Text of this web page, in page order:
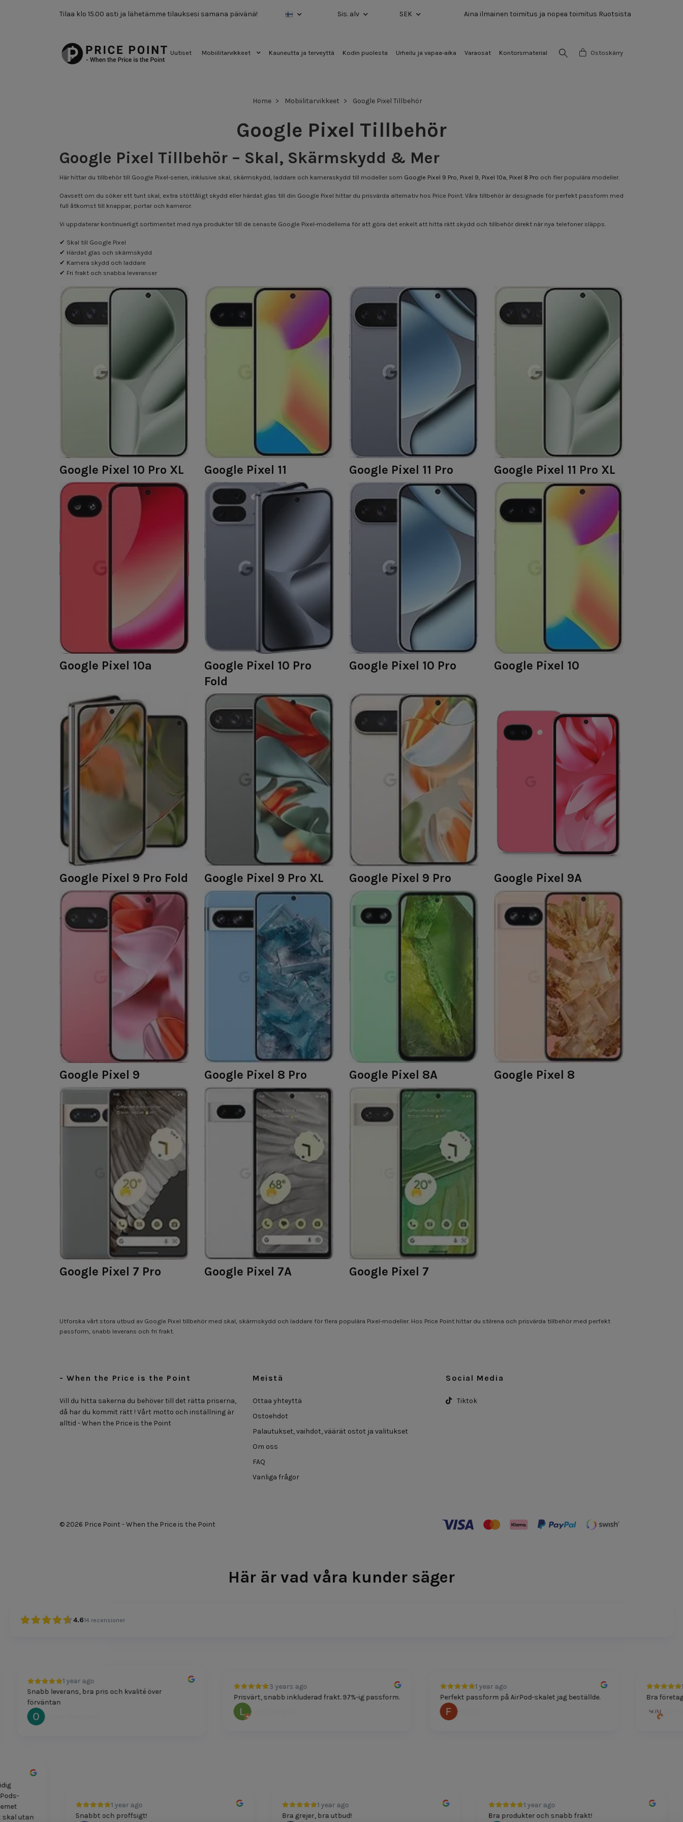
Tilaa klo 15.00 asti ja lähetämme tilauksesi samana päivänä! Sis. alv SEK Aina ilmainen toimitus ja nopea toimitus Ruotsista
Uutiset Mobiilitarvikkeet Kauneutta ja terveyttä Kodin puolesta Urheilu ja vapaa-aika Varaosat Kontorsmaterial Ostoskärry
Home Mobiilitarvikkeet Google Pixel Tillbehör
Google Pixel Tillbehör
Google Pixel Tillbehör – Skal, Skärmskydd & Mer
Här hittar du tillbehör till Google Pixel-serien, inklusive skal, skärmskydd, laddare och kameraskydd till modeller som Google Pixel 9 Pro Pixel 9 Pixel 10a Pixel 8 Pro och fler populära modeller.
Oavsett om du söker ett tunt skal, extra stöttåligt skydd eller härdat glas till din Google Pixel hittar du prisvärda alternativ hos Price Point. Våra tillbehör är designade för perfekt passform med
full åtkomst till knappar, portar och kameror.
Vi uppdaterar kontinuerligt sortimentet med nya produkter till de senaste Google Pixel-modellerna för att göra det enkelt att hitta rätt skydd och tillbehör direkt när nya telefoner släpps.
✔ Skal till Google Pixel
✔ Härdat glas och skärmskydd
✔ Kamera skydd och laddare
✔ Fri frakt och snabba leveranser
Google Pixel 10 Pro XL Google Pixel 11 Google Pixel 11 Pro Google Pixel 11 Pro XL
Google Pixel 10a
Google Pixel 10 Pro
Fold
Google Pixel 10 Pro Google Pixel 10
Google Pixel 9 Pro Fold Google Pixel 9 Pro XL Google Pixel 9 Pro Google Pixel 9A
Google Pixel 9 Google Pixel 8 Pro Google Pixel 8A Google Pixel 8
Google Pixel 7 Pro Google Pixel 7A Google Pixel 7
Utforska vårt stora utbud av Google Pixel tillbehör med skal, skärmskydd och laddare för flera populära Pixel-modeller. Hos Price Point hittar du stilrena och prisvärda tillbehör med perfekt
passform, snabb leverans och fri frakt.
- When the Price is the Point
Vill du hitta sakerna du behöver till det rätta priserna,
då har du kommit rätt ! Vårt motto och inställning är
alltid - When the Price is the Point
Meistä
Ottaa yhteyttä
Ostoehdot
Palautukset, vaihdot, väärät ostot ja valitukset
Om oss
FAQ
Vanliga frågor
Social Media
Tiktok
© 2026 Price Point - When the Price is the Point
Här är vad våra kunder säger
4.614 recensioner
1 year ago
Snabb leverans, bra pris och kvalité över
förväntan
Oscar Svensson
3 years ago
Prisvärt, snabb inkluderad frakt. 97%-ig passform.
Lars Skoglund
1 year ago
Perfekt passform på AirPod-skalet jag beställde.
Felicia
1 year
Bra företag för
Som Dutt
1 year ago
Bra produkter och snabb frakt!
1 year ago
Bra grejer, bra utbud!
1 year ago
Snabbt och proffsigt!
smidig
AirPods-
nytt skal utan